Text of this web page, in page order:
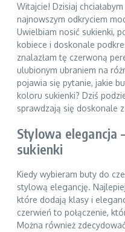
Witajcie! Dzisiaj
najnowszym odkryciem
Uwielbiam nosić sukienki,
kobiece i doskonale
znalazłam tę czerwoną
ulubionym ubraniem na
pojawia się pytanie, jakie
koloru sukienki? Dziś
sprawdzają się doskonale
Stylowa elegancja
sukienki
Kiedy wybieram buty do
stylową elegancję.
które dodają klasy i
czerwień to połączenie,
Można również